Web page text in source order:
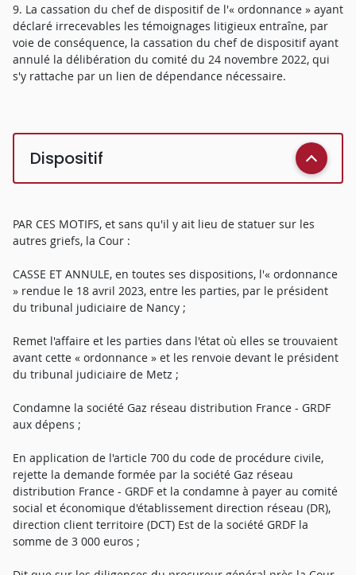
9. La cassation du chef de dispositif de l'« ordonnance » ayant
déclaré irrecevables les témoignages litigieux entraîne, par
voie de conséquence, la cassation du chef de dispositif ayant
annulé la délibération du comité du 24 novembre 2022, qui
s'y rattache par un lien de dépendance nécessaire.
Dispositif
PAR CES MOTIFS, et sans qu'il y ait lieu de statuer sur les
autres griefs, la Cour :
CASSE ET ANNULE, en toutes ses dispositions, l'« ordonnance
» rendue le 18 avril 2023, entre les parties, par le président
du tribunal judiciaire de Nancy ;
Remet l'affaire et les parties dans l'état où elles se trouvaient
avant cette « ordonnance » et les renvoie devant le président
du tribunal judiciaire de Metz ;
Condamne la société Gaz réseau distribution France - GRDF
aux dépens ;
En application de l'article 700 du code de procédure civile,
rejette la demande formée par la société Gaz réseau
distribution France - GRDF et la condamne à payer au comité
social et économique d'établissement direction réseau (DR),
direction client territoire (DCT) Est de la société GRDF la
somme de 3 000 euros ;